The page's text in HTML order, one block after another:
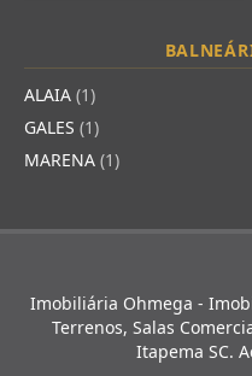
ALAIA (1)
GALES (1)
MARENA (1)
Imobiliária Ohmega -
Terrenos, Salas
Itapema SC.